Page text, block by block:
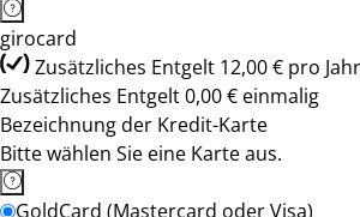
girocard
Zusätzliches Entgelt 12,00 € pro Jahr
Zusätzliches Entgelt 0,00 € einmalig
Bezeichnung der Kredit-Karte
Bitte wählen Sie eine Karte aus.
GoldCard (Mastercard oder Visa)